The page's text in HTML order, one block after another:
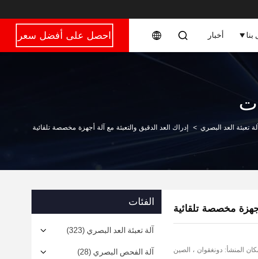
أخبار احصل على أفضل سعر
تعبئة العد البصري > إدراك العد الدقيق والتعبئة مع آلة أجهزة مخصصة تلقائية
مخصصة تلقائية
المنشأ: دونغقوان ، الصين
الفئات
آلة تعبئة العد البصري (323)
آلة الفحص البصري (28)